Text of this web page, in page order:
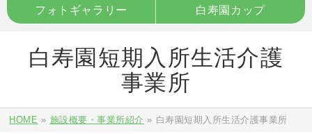
フォトギャラリー 白寿園カップ
白寿園短期入所生活介護
事業所
HOME » 施設概要・事業所紹介 » 白寿園短期入所生活介護事業所